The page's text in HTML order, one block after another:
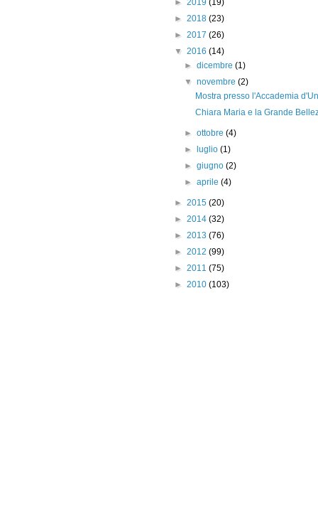
► 2019 (19)
► 2018 (23)
► 2017 (26)
▼ 2016 (14)
►dicembre(1)
▼novembre(2)
Mostra presso l'Accademia
Chiara Maria e la Grande
►ottobre(4)
►
luglio(1)
►giugno(2)
►aprile(4)
► 2015 (20)
► 2014 (32)
► 2013 (76)
► 2012 (99)
► 2011 (75)
► 2010 (103)